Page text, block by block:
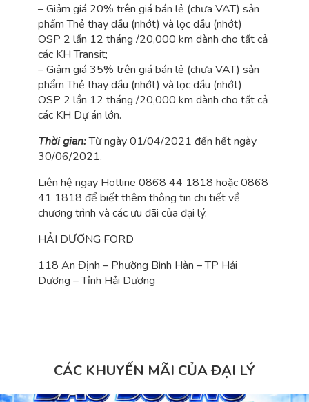
– Giảm giá 20% trên giá bán lẻ (chưa VAT) sản
phẩm Thẻ thay dầu (nhớt) và lọc dầu (nhớt)
OSP 2 lần 12 tháng /20,000 km dành cho tất cả
các KH Transit;
– Giảm giá 35% trên giá bán lẻ (chưa VAT) sản
phẩm Thẻ thay dầu (nhớt) và lọc dầu (nhớt)
OSP 2 lần 12 tháng /20,000 km dành cho tất cả
các KH Dự án lớn.
Thời gian:Từ ngày 01/04/2021 đến hết ngày
30/06/2021.
Liên hệ ngay Hotline 0868 44 1818 hoặc 0868
41 1818 để biết thêm thông tin chi tiết về
chương trình và các ưu đãi của đại lý.
HẢI DƯƠNG FORD
118 An Định – Phường Bình Hàn – TP Hải
Dương – Tỉnh Hải Dương
CÁC KHUYẾN MÃI CỦA ĐẠI LÝ